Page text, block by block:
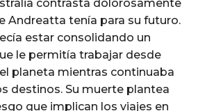
contrasta dolorosamente
Andreatta tenía para su futuro.
estar consolidando un
le permitía trabajar desde
planeta mientras continuaba
destinos. Su muerte plantea
que implican los viajes en